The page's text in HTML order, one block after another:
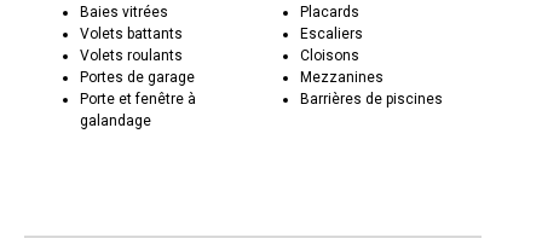
Baies vitrées
Volets battants
Volets roulants
Portes de garage
Porte et fenêtre à
galandage
Placards
Escaliers
Cloisons
Mezzanines
Barrières de piscines